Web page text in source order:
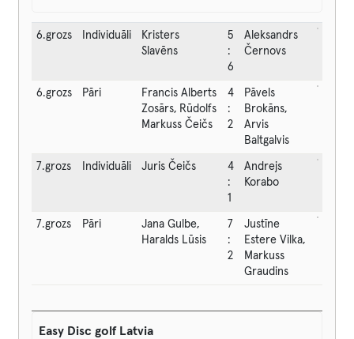
6.grozs Individuāli
Kristers
Slavēns
5
:
6
Aleksandrs
Černovs
6.grozs Pāri
Francis Alberts
Zosārs, Rūdolfs
Markuss Čeičs
4
:
2
Pāvels
Brokāns,
Arvis
Baltgalvis
7.grozs Individuāli Juris Čeičs
4
:
1
Andrejs
Korabo
7.grozs Pāri
Jana Gulbe,
Haralds Lūsis
7
:
2
Justīne
Estere Vilka,
Markuss
Graudins
Easy Disc golf Latvia